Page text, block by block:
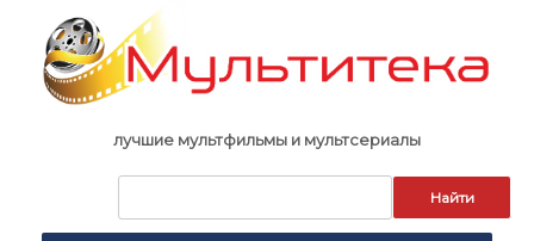
content
лучшие мультфильмы и мультсериалы
поиска: